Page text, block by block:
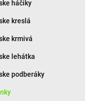
háčiky
kreslá
krmivá
lehátka
podberáky